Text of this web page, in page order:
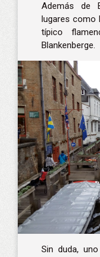
Además de
lugares como
típico
Blankenberge.
Sin duda,